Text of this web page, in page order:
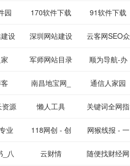
模
园 170软件下载
站
91软件下载
设 深圳网站建设 云客网SEO众
包服务平台
军师网站目录
网址大全
顺为导航-办
公运营工具导
航
南昌地宝网_
南昌论坛
通信人家园
资源 懒人工具 关键词全网指
数查询
业
特
118网创 - 创
业项目资源分
网猴线报 - 一
个简单且纯粹
_八 云财情 随便找财经网